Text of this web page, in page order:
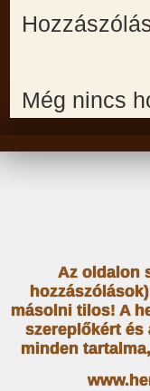
Még nincs
Az oldalon
másolni tilos! A
szereplőkért és
minden